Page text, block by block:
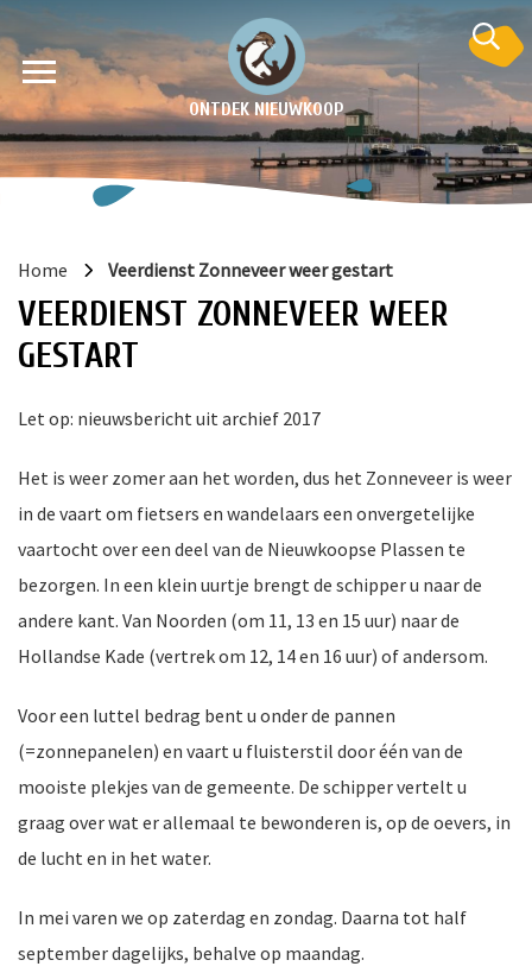
ONTDEK NIEUWKOOP
Home Veerdienst Zonneveer weer gestart
VEERDIENST ZONNEVEER WEER
GESTART
Let op: nieuwsbericht uit archief 2017
Het is weer zomer aan het worden, dus het Zonneveer is weer
in de vaart om fietsers en wandelaars een onvergetelijke
vaartocht over een deel van de Nieuwkoopse Plassen te
bezorgen. In een klein uurtje brengt de schipper u naar de
andere kant. Van Noorden (om 11, 13 en 15 uur) naar de
Hollandse Kade (vertrek om 12, 14 en 16 uur) of andersom.
Voor een luttel bedrag bent u onder de pannen
(=zonnepanelen) en vaart u fluisterstil door één van de
mooiste plekjes van de gemeente. De schipper vertelt u
graag over wat er allemaal te bewonderen is, op de oevers, in
de lucht en in het water.
In mei varen we op zaterdag en zondag. Daarna tot half
september dagelijks, behalve op maandag.